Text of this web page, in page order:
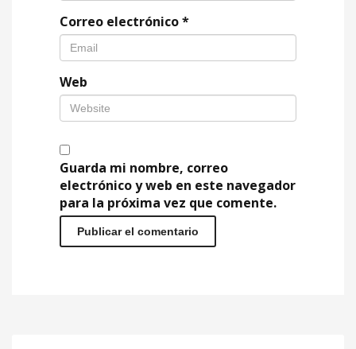
Correo electrónico*
Web
Guarda mi nombre, correo
electrónico y web en este navegador
para la próxima vez que comente.